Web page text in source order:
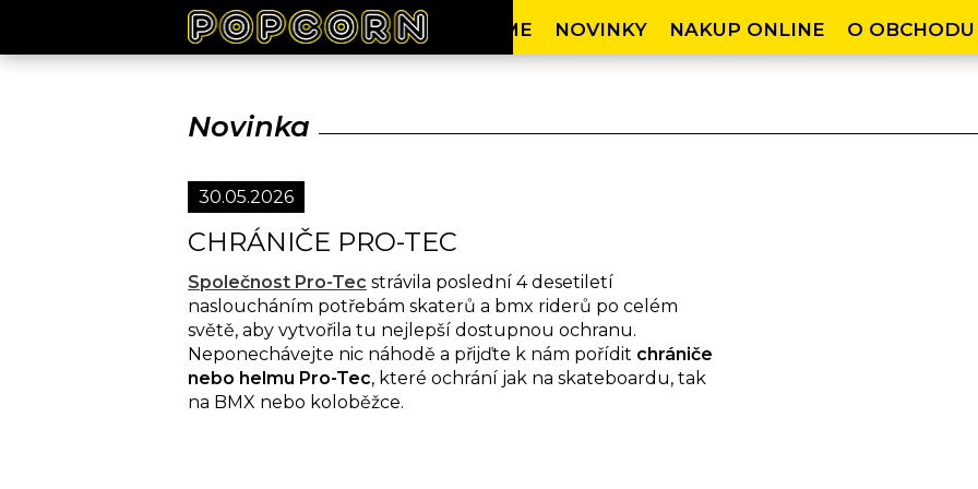
HOME NOVINKY NAKUP ONLINE O OBCHODU
Novinka
30.05.2026
CHRÁNIČE PRO-TEC
Společnost Pro-Tec strávila poslední 4 desetiletí
nasloucháním potřebám skaterů a bmx riderů po celém
světě, aby vytvořila tu nejlepší dostupnou ochranu.
Neponechávejte nic náhodě a přijďte k nám pořídit chrániče
nebo helmu Pro-Tec, které ochrání jak na skateboardu, tak
na BMX nebo koloběžce.